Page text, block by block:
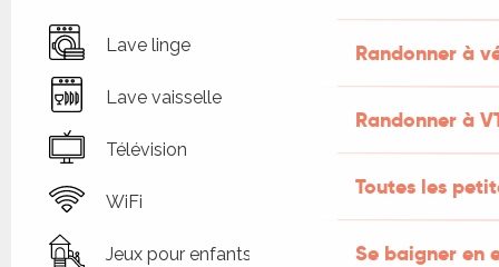
Randonner à
Randonner à
Toutes les
Se baigner en
Lave linge
Lave vaisselle
Télévision
WiFi
Jeux pour enfants / Espace jeux